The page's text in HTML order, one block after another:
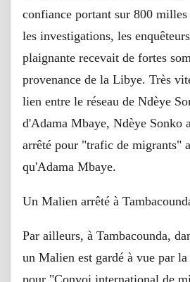
confiance portant sur 800
les investigations, les
plaignante recevait de fortes
provenance de la Libye. Très
lien entre le réseau de Ndèye
d'Adama Mbaye, Ndèye Sonko
arrêté pour "trafic de migrants"
qu'Adama Mbaye.
Un Malien arrêté à
Par ailleurs, à Tambacounda,
un Malien est gardé à vue par
pour "Convoi international de